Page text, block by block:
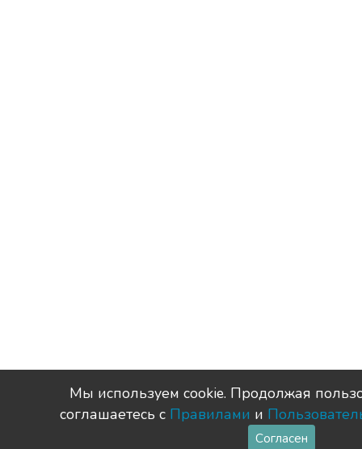
Мы используем сookie. Продолжая
соглашаетесь с Правилами и
Согласен